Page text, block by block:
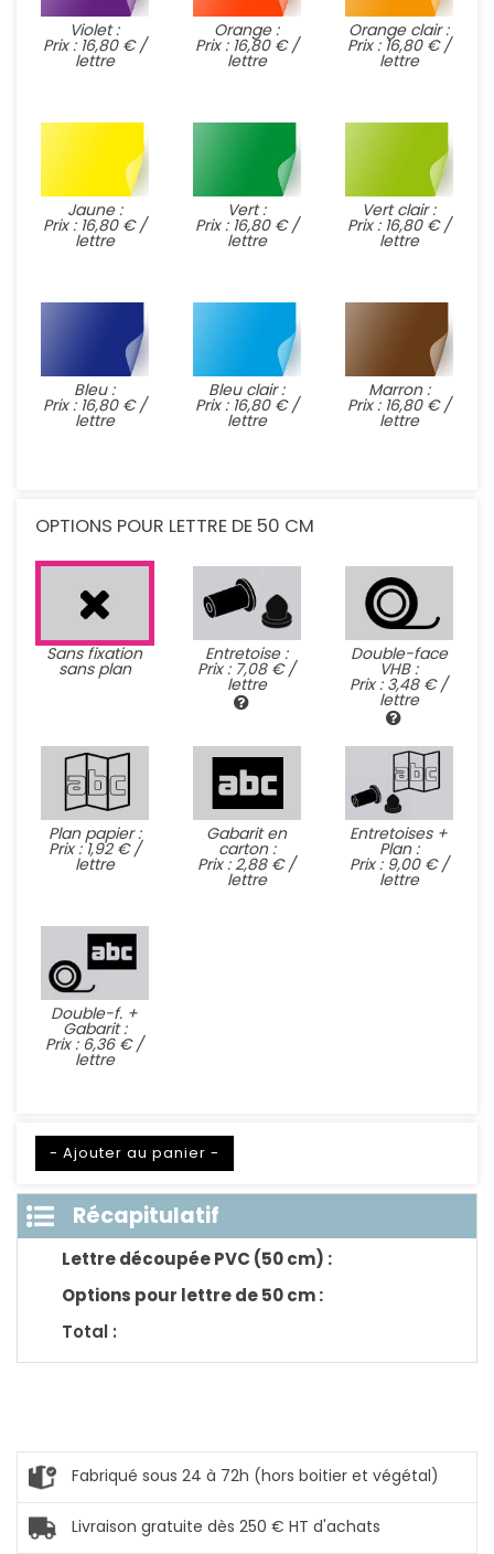
Violet :
Prix : 16,80 € /
lettre
Orange :
Prix : 16,80 € /
lettre
Orange clair :
Prix : 16,80 € /
lettre
Jaune :
Prix : 16,80 € /
lettre
Vert :
Prix : 16,80 € /
lettre
Vert clair :
Prix : 16,80 € /
lettre
Bleu :
Prix : 16,80 € /
lettre
Bleu clair :
Prix : 16,80 € /
lettre
Marron :
Prix : 16,80 € /
lettre
OPTIONS POUR LETTRE DE 50 CM
Sans fixation
sans plan
Entretoise :
Prix : 7,08 € /
lettre
Double-face
VHB :
Prix : 3,48 € /
lettre
Plan papier :
Prix : 1,92 € /
lettre
Gabarit en
carton :
Prix : 2,88 € /
lettre
Entretoises +
Plan :
Prix : 9,00 € /
lettre
Double-f. +
Gabarit :
Prix : 6,36 € /
lettre
- Ajouter au panier -
Récapitulatif
Lettre découpée PVC (50 cm) :
Options pour lettre de 50 cm :
Total :
Fabriqué sous 24 à 72h (hors boitier et végétal)
Livraison gratuite dès 250 € HT d'achats